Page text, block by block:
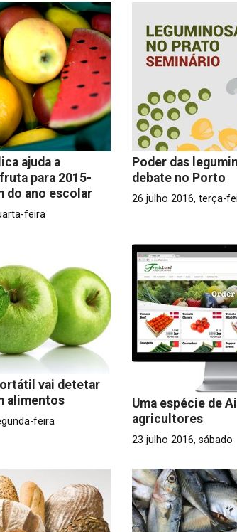
ajuda a
para 2015-
do ano escolar
feira
Poder das
debate no Porto
26 julho 2016, terça-
vai detetar
alimentos
feira
Uma espécie de
agricultores
23 julho 2016, sábado